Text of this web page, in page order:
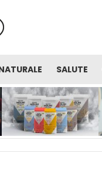
SALUTE
SORPRENDENTE DI